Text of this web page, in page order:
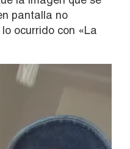
pantalla no
ocurrido con «La